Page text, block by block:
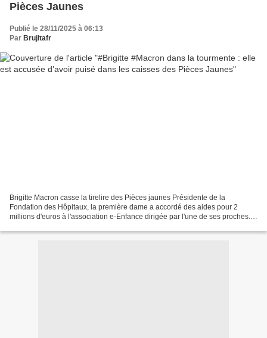
Pièces Jaunes
Publié le 28/11/2025 à 06:13
Par Brujitafr
Brigitte Macron casse la tirelire des Pièces jaunes Présidente de la
Fondation des Hôpitaux, la première dame a accordé des aides pour 2
millions d'euros à l'association e-Enfance dirigée par l'une de ses proches.